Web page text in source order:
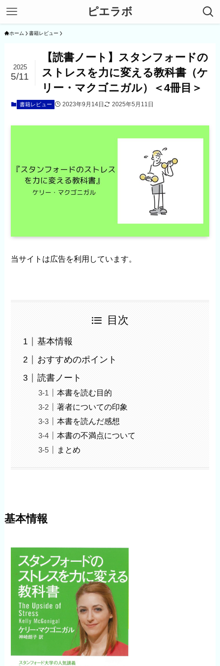
ピエラボ
ホーム 書籍レビュー
【読書ノート】スタンフォードの
ストレスを力に変える教科書（ケ
リー・マクゴニガル）＜4冊目＞
2025
5/11
書籍レビュー 2023年9月14日 2025年5月11日
当サイトは広告を利用しています。
目次
基本情報
おすすめのポイント
読書ノート
本書を読む目的
著者についての印象
本書を読んだ感想
本書の不満点について
まとめ
基本情報